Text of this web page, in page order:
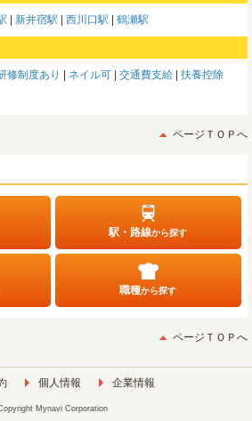
新井宿駅 西川口駅 鶴瀬駅
修制度あり ネイル可 交通費支給
扶養控除
ページＴＯＰへ
駅・路線から探す
職種から探す
ページＴＯＰへ
個人情報 企業情報
Mynavi Corporation